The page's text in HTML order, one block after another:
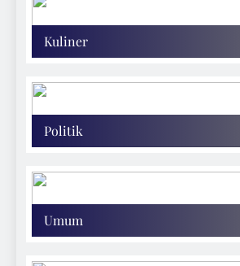
Kuliner
Politik
Umum